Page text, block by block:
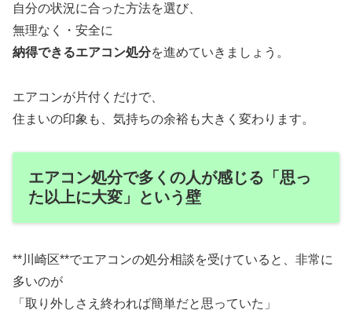
自分の状況に合った方法を選び、
無理なく・安全に
納得できるエアコン処分を進めていきましょう。
エアコンが片付くだけで、
住まいの印象も、気持ちの余裕も大きく変わります。
エアコン処分で多くの人が感じる「思っ
た以上に大変」という壁
**川崎区**でエアコンの処分相談を受けていると、非常に
多いのが
「取り外しさえ終われば簡単だと思っていた」